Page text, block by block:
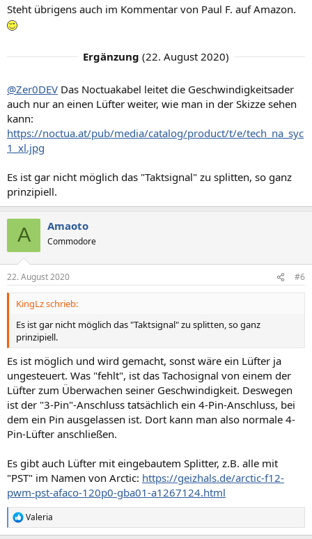
Steht übrigens auch im Kommentar von Paul F. auf Amazon.
Ergänzung (22. August 2020)
@Zer0DEV Das Noctuakabel leitet die Geschwindigkeitsader
auch nur an einen Lüfter weiter, wie man in der Skizze sehen
kann:
https://noctua.at/pub/media/catalog/product/t/e/tech_na_syc
1_xl.jpg
Es ist gar nicht möglich das "Taktsignal" zu splitten, so ganz
prinzipiell.
A Amaoto
Commodore
22. August 2020 #6
KingLz schrieb:
Es ist gar nicht möglich das "Taktsignal" zu splitten, so ganz
prinzipiell.
Es ist möglich und wird gemacht, sonst wäre ein Lüfter ja
ungesteuert. Was "fehlt", ist das Tachosignal von einem der
Lüfter zum Überwachen seiner Geschwindigkeit. Deswegen
ist der "3-Pin"-Anschluss tatsächlich ein 4-Pin-Anschluss, bei
dem ein Pin ausgelassen ist. Dort kann man also normale 4-
Pin-Lüfter anschließen.
Es gibt auch Lüfter mit eingebautem Splitter, z.B. alle mit
"PST" im Namen von Arctic: https://geizhals.de/arctic-f12-
pwm-pst-afaco-120p0-gba01-a1267124.html
R
e
Valeria